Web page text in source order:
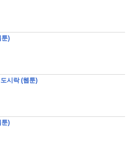
툰)
시락 (웹툰)
툰)